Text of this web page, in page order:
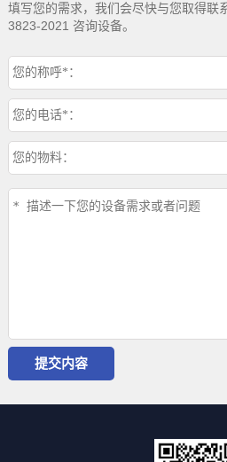
填写您的需求，我们会尽快与您取得联
3823-2021 咨询设备。